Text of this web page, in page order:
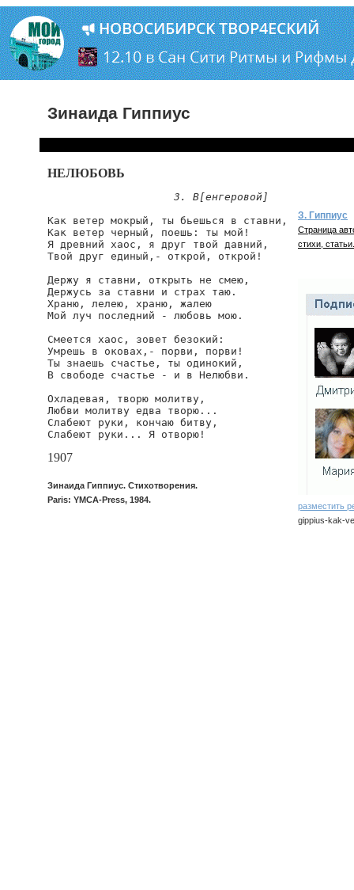
Зинаида Гиппиус
НЕЛЮБОВЬ
3. В[енгеровой]
Как ветер мокрый, ты бьешься в ставни,
Как ветер черный, поешь: ты мой!
Я древний хаос, я друг твой давний,
Твой друг единый,- открой, открой!
Держу я ставни, открыть не смею,
Держусь за ставни и страх таю.
Храню, лелею, храню, жалею
Мой луч последний - любовь мою.
Смеется хаос, зовет безокий:
Умрешь в оковах,- порви, порви!
Ты знаешь счастье, ты одинокий,
В свободе счастье - и в Нелюбви.
Охладевая, творю молитву,
Любви молитву едва творю...
Слабеют руки, кончаю битву,
Слабеют руки... Я отворю!
1907
Зинаида Гиппиус. Стихотворения.
Paris: YMCA-Press, 1984.
З. Гиппиус
Страница
стихи, статьи.
разместить
gippius-kak-